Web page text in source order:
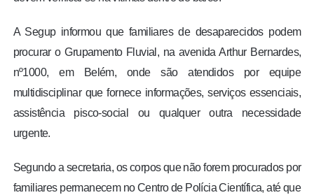
A Segup informou que familiares de desaparecidos podem
procurar o Grupamento Fluvial, na avenida Arthur Bernardes,
nº1000, em Belém, onde são atendidos por equipe
multidisciplinar que fornece informações, serviços essenciais,
assistência pisco-social ou qualquer outra necessidade
urgente.
Segundo a secretaria, os corpos que não forem procurados por
familiares permanecem no Centro de Polícia Científica, até que